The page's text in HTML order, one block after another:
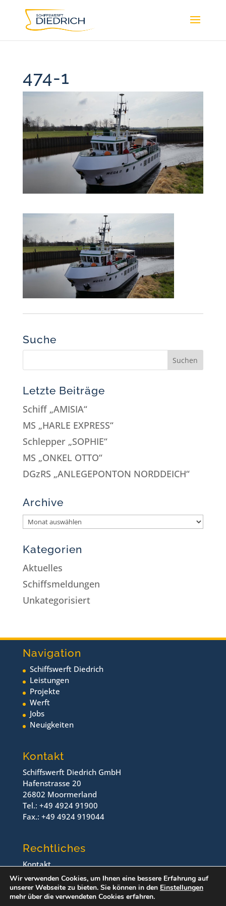
474-1
Suche
Letzte Beiträge
Schiff „AMISIA“
MS „HARLE EXPRESS“
Schlepper „SOPHIE“
MS „ONKEL OTTO“
DGzRS „ANLEGEPONTON NORDDEICH“
Archive
Kategorien
Aktuelles
Schiffsmeldungen
Unkategorisiert
Navigation
Schiffswerft Diedrich
Leistungen
Projekte
Werft
Jobs
Neuigkeiten
Kontakt
Schiffswerft Diedrich GmbH
Hafenstrasse 20
26802 Moormerland
Tel.: +49 4924 91900
Fax.: +49 4924 919044
Rechtliches
Kontakt
Impressum
Datenschutz
Wir verwenden Cookies, um Ihnen eine bessere Erfahrung auf
unserer Webseite zu bieten. Sie können in den Einstellungen
mehr über die verwendeten Cookies erfahren.